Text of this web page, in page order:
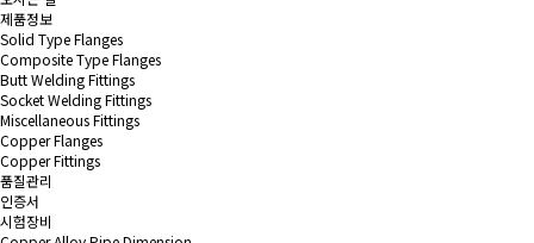
제품정보
Solid Type Flanges
Composite Type Flanges
Butt Welding Fittings
Socket Welding Fittings
Miscellaneous Fittings
Copper Flanges
Copper Fittings
품질관리
인증서
시험장비